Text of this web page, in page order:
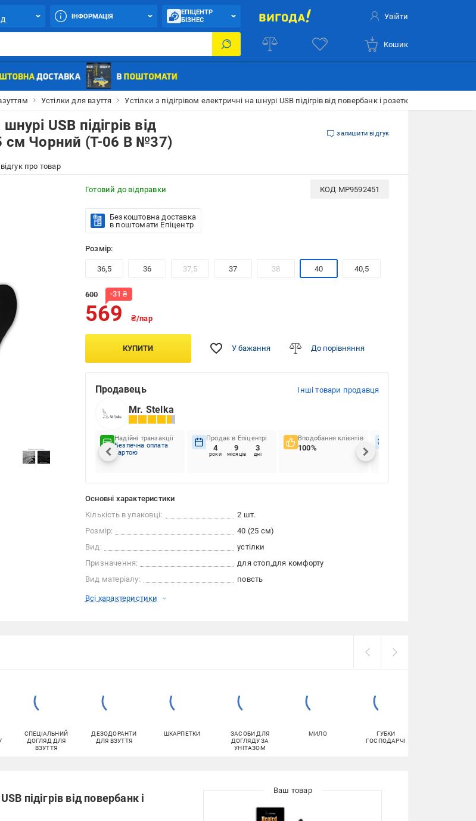
Д
ІНФОРМАЦІЯ
ЕПІЦЕНТР
БІЗНЕС
Увійти
Кошик
Устілки для взуття Устілки з підігрівом електричні на шнурі USB підігрів від повербанк і розетки тип B р. 40
USB підігрів від
см Чорний (T-06 B №37)
залишити відгук
про товар
Готовий до відправки КОД MP9592451
Безкоштовна доставка
в поштомати Епіцентр
Розмір:
36,5 36 37,5 37 38 40 40,5
600 -31 ₴
569 ₴/пар
КУПИТИ У бажання До порівняння
Продавець Інші товари продавця
Mr. Stelka
Надійні транзакції
Безпечна оплата
картою
Продає в Епіцентрі
4
роки
9
місяців
3
дні
Вподобання клієнтів
100%
Основні характеристики
Кількість в упаковці:
2 шт.
Розмір:
40 (25 см)
Вид:
устілки
Призначення:
для стоп для комфорту
Вид матеріалу:
повсть
Всі характеристики
СПЕЦІАЛЬНИЙ
ДОГЛЯД ДЛЯ
ВЗУТТЯ
ДЕЗОДОРАНТИ
ДЛЯ ВЗУТТЯ
ШКАРПЕТКИ
ЗАСОБИ ДЛЯ
ДОГЛЯДУ ЗА
УНІТАЗОМ
МИЛО
ГУБКИ
ГОСПОДАРЧІ
підігрів від повербанк і